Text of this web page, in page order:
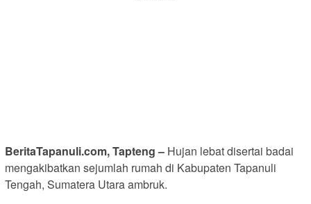
BeritaTapanuli.com, Tapteng – Hujan lebat disertai badai
mengakibatkan sejumlah rumah di Kabupaten Tapanuli
Tengah, Sumatera Utara ambruk.